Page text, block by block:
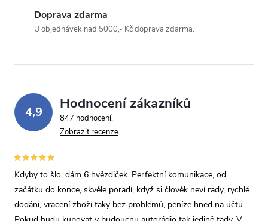
Odeslat dotaz
Doprava zdarma
U objednávek nad 5000,- Kč doprava zdarma.
4,9 Hodnocení zákazníků
847 hodnocení
Zobrazit recenze
Kdyby to šlo, dám 6 hvězdiček. Perfektní komunikace, od
začátku do konce, skvěle poradí, když si člověk neví rady, rychlé
dodání, vracení zboží taky bez problémů, peníze hned na účtu.